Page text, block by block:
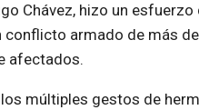
Chávez, hizo un
armado de más
afectados.
múltiples gestos de